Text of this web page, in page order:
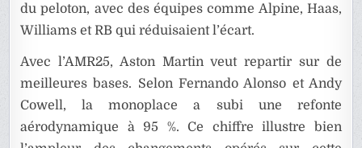
du peloton, avec des équipes comme Alpine, Haas,
Williams et RB qui réduisaient l’écart.
Avec l’AMR25, Aston Martin veut repartir sur de
meilleures bases. Selon Fernando Alonso et Andy
Cowell, la monoplace a subi une refonte
aérodynamique à 95 %. Ce chiffre illustre bien